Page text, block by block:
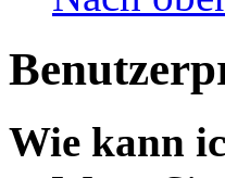
Wie kann